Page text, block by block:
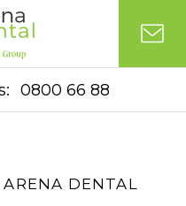
0800 66 88
DENTAL